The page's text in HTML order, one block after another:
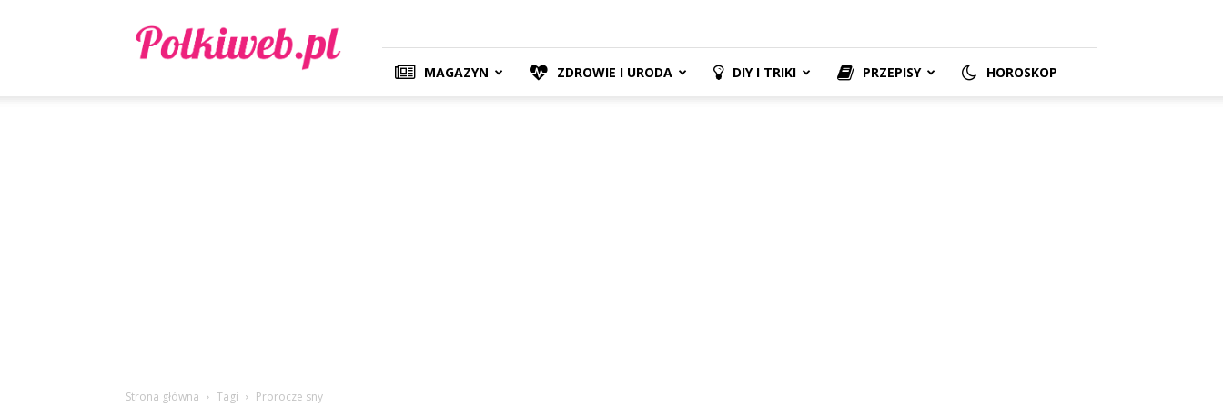
MAGAZYN ZDROWIE I URODA DIY I TRIKI PRZEPISY HOROSKOP
Strona główna Tagi Prorocze sny